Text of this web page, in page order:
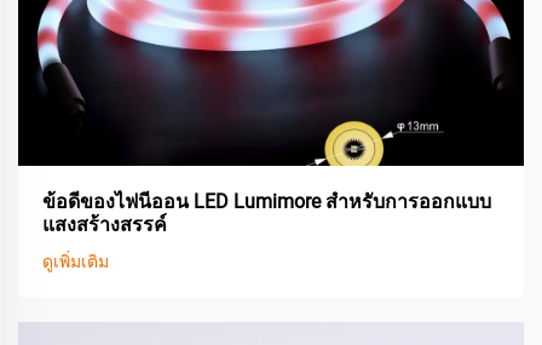
ข้อดีของไฟนีออน LED Lumimore สำหรับการออกแบบ
แสงสร้างสรรค์
ดูเพิ่มเติม